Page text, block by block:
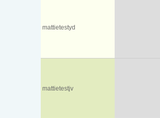
mattietestyd
mattietestjv